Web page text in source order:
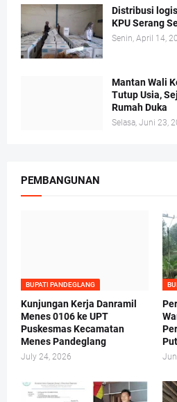
Distribusi
KPU Serang
Senin, April 14,
Mantan Wali
Tutup Usia,
Rumah Duka
Selasa, Juni 23,
PEMBANGUNAN
BUPATI PANDEGLANG
Kunjungan Kerja Danramil
Menes 0106 ke UPT
Puskesmas Kecamatan
Menes Pandeglang
July 24, 2026